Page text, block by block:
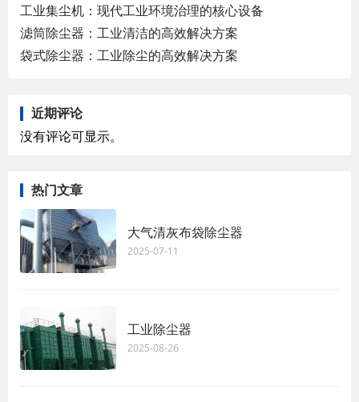
工业集尘机：现代工业环境治理的核心设备
滤筒除尘器：工业清洁的高效解决方案
袋式除尘器：工业除尘的高效解决方案
近期评论
没有评论可显示。
热门文章
大气清灰布袋除尘器
2025-07-11
工业除尘器
2025-08-26